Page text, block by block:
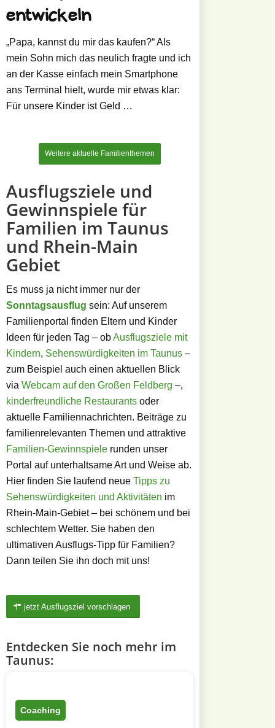
entwickeln
„Papa, kannst du mir das kaufen?“ Als
mein Sohn mich das neulich fragte und ich
an der Kasse einfach mein Smartphone
ans Terminal hielt, wurde mir etwas klar:
Für unsere Kinder ist Geld …
Weitere aktuelle Familienthemen
Ausflugsziele und
Gewinnspiele für
Familien im Taunus
und Rhein-Main
Gebiet
Es muss ja nicht immer nur der
Sonntagsausflug sein: Auf unserem
Familienportal finden Eltern und Kinder
Ideen für jeden Tag – obAusflugsziele mit
Kindern, Sehenswürdigkeiten im Taunus –
zum Beispiel auch einen aktuellen Blick
via Webcam auf den Großen Feldberg –,
kinderfreundliche Restaurants oder
aktuelle Familiennachrichten. Beiträge zu
familienrelevanten Themen und attraktive
Familien-Gewinnspiele runden unser
Portal auf unterhaltsame Art und Weise ab.
Hier finden Sie laufend neue Tipps zu
Sehenswürdigkeiten und Aktivitäten im
Rhein-Main-Gebiet – bei schönem und bei
schlechtem Wetter. Sie haben den
ultimativen Ausflugs-Tipp für Familien?
Dann teilen Sie ihn doch mit uns!
jetzt Ausflugsziel vorschlagen
Entdecken Sie noch mehr im
Taunus:
Coaching